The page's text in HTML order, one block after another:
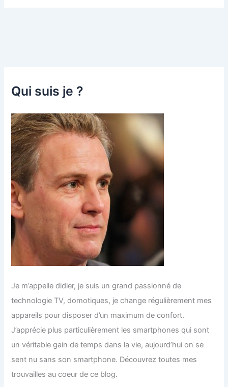
Qui suis je ?
Je m’appelle didier, je suis un grand passionné de
technologie TV, domotiques, je change régulièrement mes
appareils pour disposer d’un maximum de confort.
J’apprécie plus particulièrement les smartphones qui sont
un véritable gain de temps dans la vie, aujourd’hui on se
sent nu sans son smartphone. Découvrez toutes mes
trouvailles au coeur de ce blog.